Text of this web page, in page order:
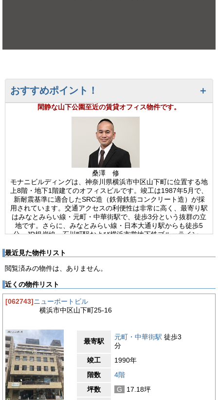
おすすめポイント！
閑静な山下公園至近の賃貸オフィス物件です。
桑澤 修
モナニビルディングは、神奈川県横浜市中区山下町に位置する地
上8階・地下1階建てのオフィスビルです。竣工は1987年5月で、
新耐震基準に適合したSRC造（鉄骨鉄筋コンクリート造）が採
用されています。交通アクセスの利便性は非常に高く、最寄り駅
はみなとみらい線・元町・中華街駅で、徒歩3分という抜群の立
地です。さらに、みなとみらい線・日本大通り駅からも徒歩5
分、JR根岸線・石川町駅および横浜市営地下鉄ブルーライン・
能です。これにより、横浜市内はもちろん、みなとみらい・関
勤やビジネス移動にも便利な環境が整っています。ビルにはエレ
時間使用制限がないため、夜間や休日でも自由に出入りでき、フ
レキシブルな働き方にも対応できます。執務時間を問わず利用で
きるため、クリエイティブ業やサービス業など、柔軟な勤務体制
を求める企業にも適しています。総合的に見ると、モナニビルデ
企業の発展と働く人々の快適なワークライフを支える理想的な拠
点といえるでしょう。
【周辺ガイド】
モナニビルディングは、神奈川県横浜市中区山下町という、横浜
を代表する歴史と異国情緒が漂う街並みに位置しています。山下
町エリアは、横浜港の開港以来、横浜を象徴する国際的な街とし
て発展してきました。周辺には西洋建築が点在し、歴史と文化が
最近見た物件リスト
閲覧済みの物件は、ありません。
近くの物件リスト
[062743]ニューポートビル
横浜市中区山下町25-16
最寄駅
元町・中華街駅 徒歩3
分
竣工
1990年
階数
4階
坪数
G 17.18坪